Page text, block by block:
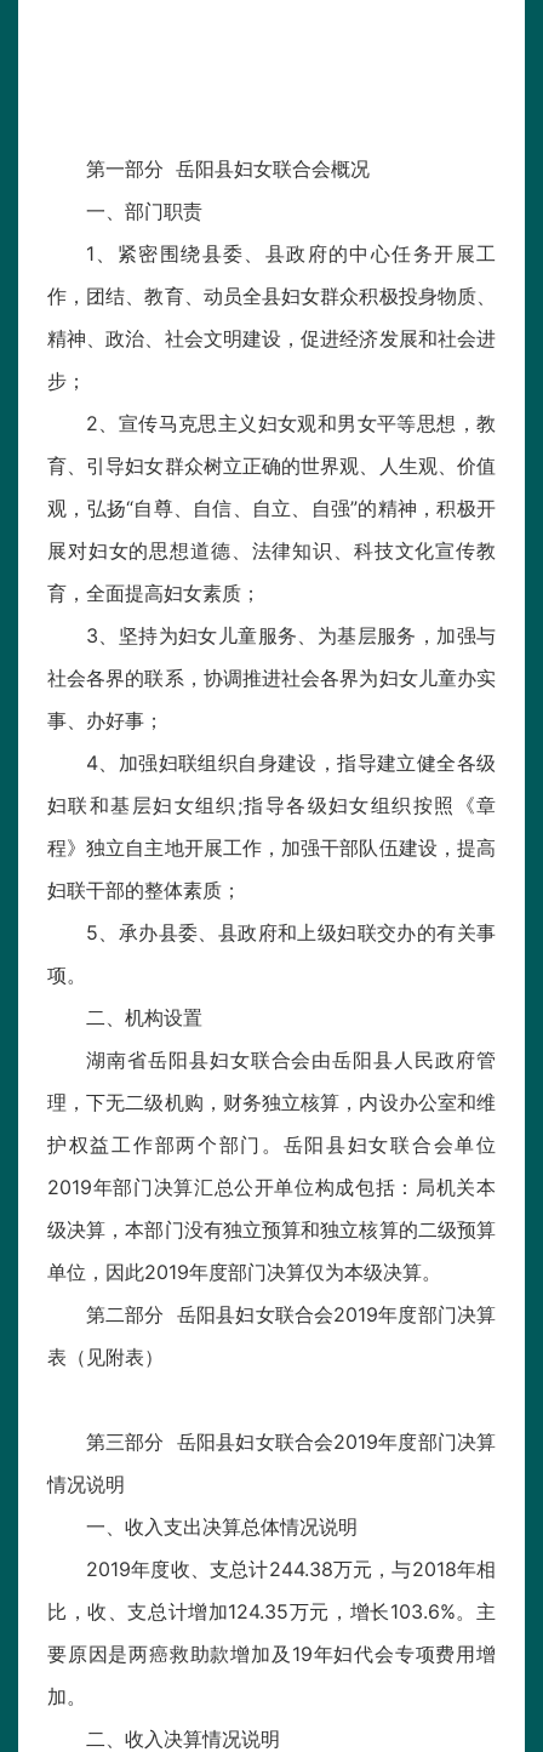
第一部分 岳阳县妇女联合会概况
一、部门职责
1、紧密围绕县委、县政府的中心任务开展工
作，团结、教育、动员全县妇女群众积极投身物质、
精神、政治、社会文明建设，促进经济发展和社会进
步；
2、宣传马克思主义妇女观和男女平等思想，教
育、引导妇女群众树立正确的世界观、人生观、价值
观，弘扬“自尊、自信、自立、自强”的精神，积极开
展对妇女的思想道德、法律知识、科技文化宣传教
育，全面提高妇女素质；
3、坚持为妇女儿童服务、为基层服务，加强与
社会各界的联系，协调推进社会各界为妇女儿童办实
事、办好事；
4、加强妇联组织自身建设，指导建立健全各级
妇联和基层妇女组织;指导各级妇女组织按照《章
程》独立自主地开展工作，加强干部队伍建设，提高
妇联干部的整体素质；
5、承办县委、县政府和上级妇联交办的有关事
项。
二、机构设置
湖南省岳阳县妇女联合会由岳阳县人民政府管
理，下无二级机购，财务独立核算，内设办公室和维
护权益工作部两个部门。岳阳县妇女联合会单位
2019年部门决算汇总公开单位构成包括：局机关本
级决算，本部门没有独立预算和独立核算的二级预算
单位，因此2019年度部门决算仅为本级决算。
第二部分 岳阳县妇女联合会2019年度部门决算
表（见附表）
第三部分 岳阳县妇女联合会2019年度部门决算
情况说明
一、收入支出决算总体情况说明
2019年度收、支总计244.38万元，与2018年相
比，收、支总计增加124.35万元，增长103.6%。主
要原因是两癌救助款增加及19年妇代会专项费用增
加。
二、收入决算情况说明